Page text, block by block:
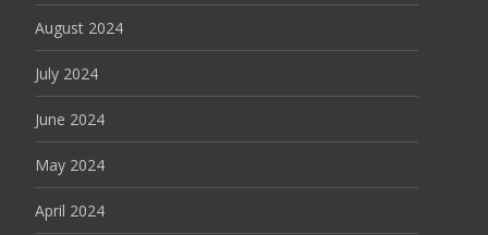
August 2024
July 2024
June 2024
May 2024
April 2024